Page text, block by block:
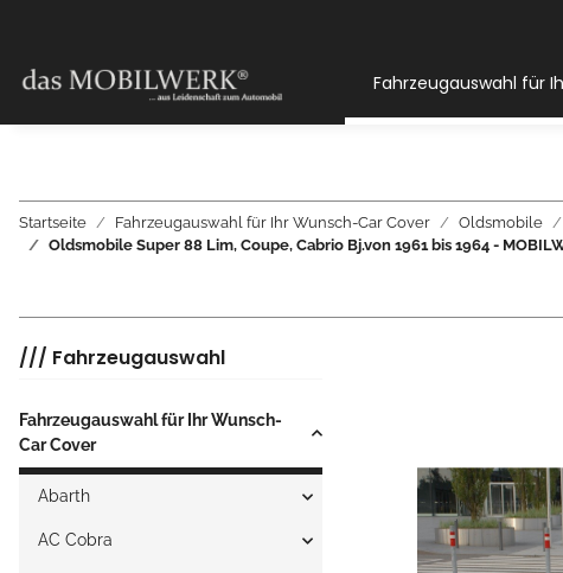
Fahrzeugauswahl für
Startseite Fahrzeugauswahl für Ihr Wunsch-Car Cover Oldsmobile
Oldsmobile Super 88 Lim, Coupe, Cabrio Bj.von 1961 bis 1964 -
/// Fahrzeugauswahl
Fahrzeugauswahl für Ihr Wunsch-
Car Cover
Abarth
AC Cobra